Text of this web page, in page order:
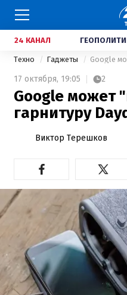
24 КАНАЛ
Техно Гаджеты
17 октября, 19:05 2
Google может
гарнитуру
Виктор Терешков